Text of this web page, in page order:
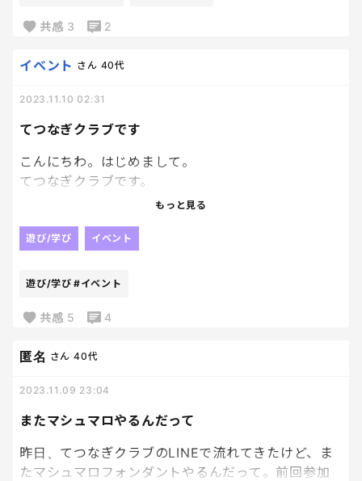
共感 3 2
てつなぎクラブです
イベント さん 40代
2023.11.10 02:31
こんにちわ。はじめまして。
てつなぎクラブです。
現在は、北区赤羽を中心に「ホットスマイルわたし
ベントを開催しています。
活動しており、活動地域を徐々に広げていきたいな
です。
思いますが、こういうクラブがあるんだと、
クラブの入会方法は、
入会完了です。
もっと見る
遊び/学び イベント
遊び/学び #イベント
共感 5 4
またマシュマロやるんだって
匿名 さん 40代
2023.11.09 23:04
昨日、てつなぎクラブのLINEで流れてきたけど、ま
たマシュマロフォンダントやるんだって。前回参加